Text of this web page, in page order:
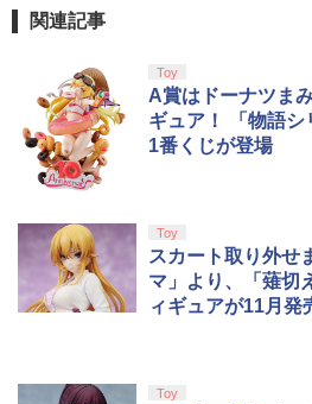
【国内正規品
マスター TH8S
S5、PS5 Pro
s X|S 対応の高
￥8,698
5
第三章 蛇神 (
巾着＋メーカ
剣、十翼より
しイラストボー
関連記事
Toy
A賞はドーナツま
ギュア！ 「物語
1番くじが登場
Toy
スカート取り外せ
マ」より、「薙切
ィギュアが11月発
Toy